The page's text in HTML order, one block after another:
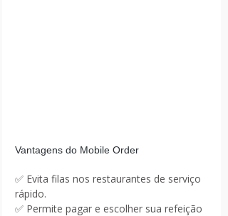
Vantagens do Mobile Order
✅ Evita filas nos restaurantes de serviço
rápido.
✅ Permite pagar e escolher sua refeição